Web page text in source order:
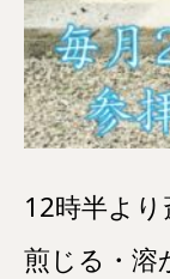
12時半より
煎じる・溶